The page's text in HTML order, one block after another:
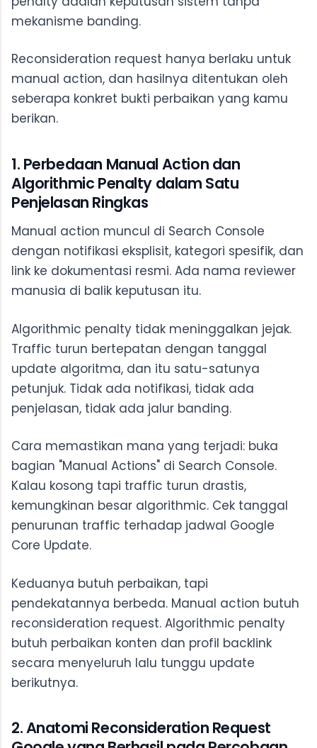
mekanisme banding.
Reconsideration request hanya berlaku untuk
manual action, dan hasilnya ditentukan oleh
seberapa konkret bukti perbaikan yang kamu
berikan.
1. Perbedaan Manual Action dan
Algorithmic Penalty dalam Satu
Penjelasan Ringkas
Manual action muncul di Search Console
dengan notifikasi eksplisit, kategori spesifik, dan
link ke dokumentasi resmi. Ada nama reviewer
manusia di balik keputusan itu.
Algorithmic penalty tidak meninggalkan jejak.
Traffic turun bertepatan dengan tanggal
update algoritma, dan itu satu-satunya
petunjuk. Tidak ada notifikasi, tidak ada
penjelasan, tidak ada jalur banding.
Cara memastikan mana yang terjadi: buka
bagian "Manual Actions" di Search Console.
Kalau kosong tapi traffic turun drastis,
kemungkinan besar algorithmic. Cek tanggal
penurunan traffic terhadap jadwal Google
Core Update.
Keduanya butuh perbaikan, tapi
pendekatannya berbeda. Manual action butuh
reconsideration request. Algorithmic penalty
butuh perbaikan konten dan profil backlink
secara menyeluruh lalu tunggu update
berikutnya.
2. Anatomi Reconsideration Request